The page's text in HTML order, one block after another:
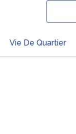
Vie De Quartier